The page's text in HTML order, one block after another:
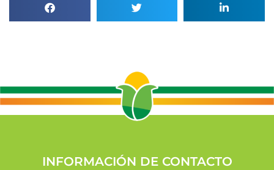
INFORMACIÓN DE CONTACTO